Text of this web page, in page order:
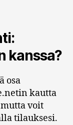
kanssa?
osa
kautta
voit
tilauksesi.